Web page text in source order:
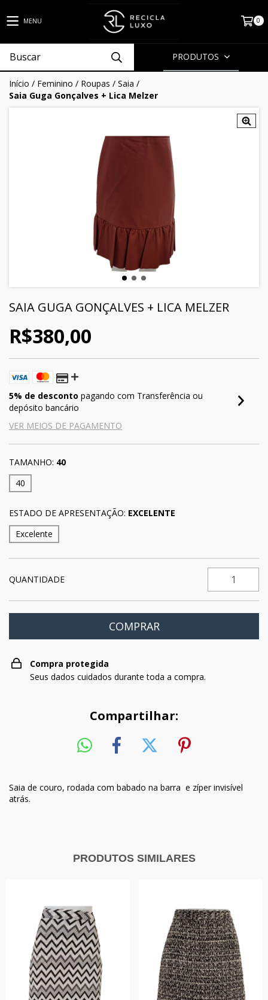
MENU 0
PRODUTOS
Início / Feminino / Roupas / Saia /
Saia Guga Gonçalves + Lica Melzer
SAIA GUGA GONÇALVES + LICA MELZER
R$380,00
5% de desconto pagando com Transferência ou
depósito bancário
VER MEIOS DE PAGAMENTO
TAMANHO: 40
40
ESTADO DE APRESENTAÇÃO: EXCELENTE
Excelente
QUANTIDADE
Compra protegida
Seus dados cuidados durante toda a compra.
Compartilhar:
Saia de couro, rodada com babado na barra e zíper invisível
atrás.
PRODUTOS SIMILARES